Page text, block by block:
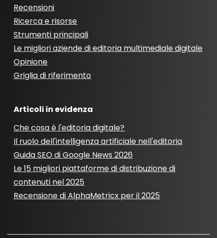
Recensioni
Ricerca e risorse
Strumenti principali
Le migliori aziende di editoria multimediale digitale
Opinione
Griglia di riferimento
Articoli in evidenza
Che cosa è l'editoria digitale?
Il ruolo dell'intelligenza artificiale nell'editoria
Guida SEO di Google News 2026
Le 15 migliori piattaforme di distribuzione di
contenuti nel 2025
Recensione di AlphaMetricx per il 2025